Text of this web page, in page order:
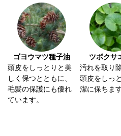
ゴヨウマツ種子油
頭皮をしっとりと美
しく保つとともに、
毛髪の保護にも優れ
ています。
ツボクサ
汚れを取り
頭皮をしっ
潔に保ちます